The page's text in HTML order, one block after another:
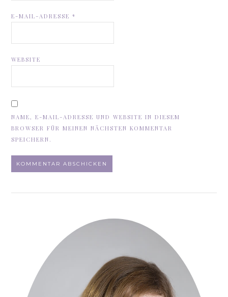
E-MAIL-ADRESSE*
WEBSITE
NAME, E-MAIL-ADRESSE UND WEBSITE IN DIESEM
BROWSER FÜR MEINEN NÄCHSTEN KOMMENTAR
SPEICHERN.